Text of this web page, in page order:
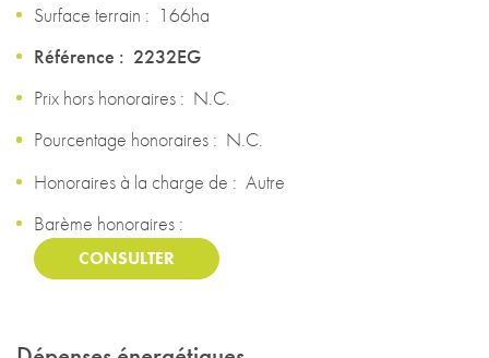
Surface terrain : 166ha
2232EG
Prix hors honoraires : N.C.
Pourcentage honoraires : N.C.
Honoraires à la charge de : Autre
Barème honoraires :
CONSULTER